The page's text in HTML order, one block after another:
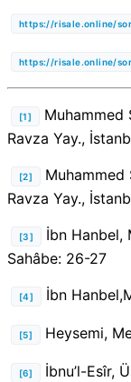
https://risale.online/
https://risale.online/
[1]
Muhammed
Ravza Yay.,
[2] Muhammed
Ravza Yay.,
[3]
İbn Hanbel,
Sahâbe: 26-27
[4] İbn
[5] Heysemi,
[6] İbnu’l-Esîr,